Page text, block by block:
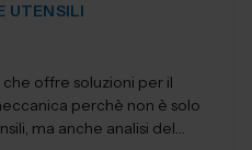
UTENSILI
che offre soluzioni per il
perchè non è solo
ma anche analisi del